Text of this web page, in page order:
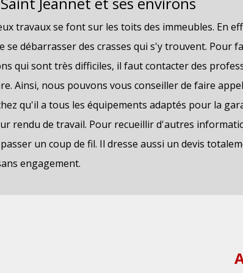
travaux se font sur les toits des immeubles. En
se débarrasser des crasses qui s'y trouvent. Pour
qui sont très difficiles, il faut contacter des
Ainsi, nous pouvons vous conseiller de faire
qu'il a tous les équipements adaptés pour la
rendu de travail. Pour recueillir d'autres
un coup de fil. Il dresse aussi un devis
engagement.